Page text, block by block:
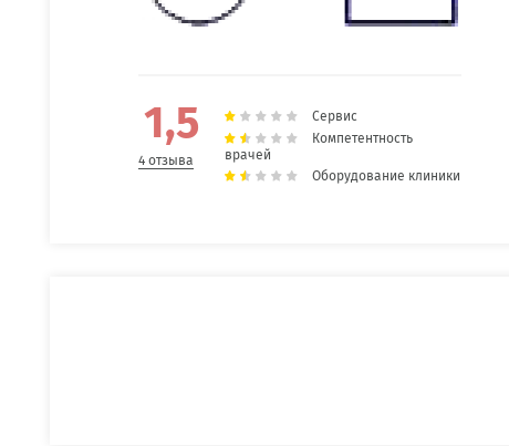
1,5
4 отзыва
Сервис
Компетентность
врачей
Оборудование клиники